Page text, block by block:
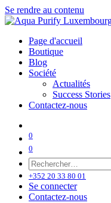
Se rendre au contenu
Page d'accueil
Boutique
Blog
Société
Actualités
Success Stories
Contactez-nous
0
0
+352 20 33 80 01
Se connecter
Contactez-nous